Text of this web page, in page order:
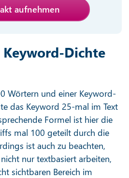
aufnehmen
Dichte
Wörtern und einer Keyword-
das Keyword 25-mal im Text
Formel ist hier die
mal 100 geteilt durch die
ist auch zu beachten,
nur textbasiert arbeiten,
sichtbaren Bereich im